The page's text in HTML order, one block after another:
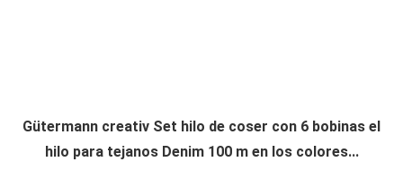
Gütermann creativ Set hilo de coser con 6 bobinas el
hilo para tejanos Denim 100 m en los colores...